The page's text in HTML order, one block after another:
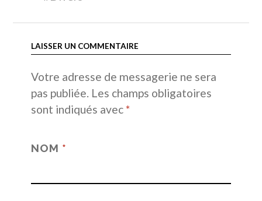
LAISSER UN COMMENTAIRE
Votre adresse de messagerie ne sera
pas publiée. Les champs obligatoires
sont indiqués avec*
NOM *